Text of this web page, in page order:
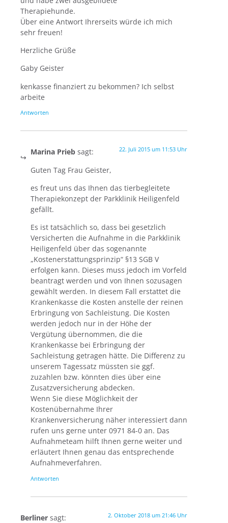
Therapiehunde.
Über eine Antwort Ihrerseits würde ich mich
sehr freuen!
Herzliche Grüße
Gaby Geister
kenkasse finanziert zu bekommen? Ich selbst
arbeite
Antworten
Marina Prieb sagt: 22. Juli 2015 um 11:53 Uhr
Guten Tag Frau Geister,
es freut uns das Ihnen das tierbegleitete
Therapiekonzept der Parkklinik Heiligenfeld
gefällt.
Es ist tatsächlich so, dass bei gesetzlich
Versicherten die Aufnahme in die Parkklinik
Heiligenfeld über das sogenannte
„Kostenerstattungsprinzip“ §13 SGB V
erfolgen kann. Dieses muss jedoch im Vorfeld
beantragt werden und von Ihnen sozusagen
gewählt werden. In diesem Fall erstattet die
Krankenkasse die Kosten anstelle der reinen
Erbringung von Sachleistung. Die Kosten
werden jedoch nur in der Höhe der
Vergütung übernommen, die die
Krankenkasse bei Erbringung der
Sachleistung getragen hätte. Die Differenz zu
unserem Tagessatz müssten sie ggf.
zuzahlen bzw. könnten dies über eine
Zusatzversicherung abdecken.
Wenn Sie diese Möglichkeit der
Kostenübernahme Ihrer
Krankenversicherung näher interessiert dann
rufen uns gerne unter 0971 84-0 an. Das
Aufnahmeteam hilft Ihnen gerne weiter und
erläutert Ihnen genau das entsprechende
Aufnahmeverfahren.
Antworten
Berliner sagt: 2. Oktober 2018 um 21:46 Uhr